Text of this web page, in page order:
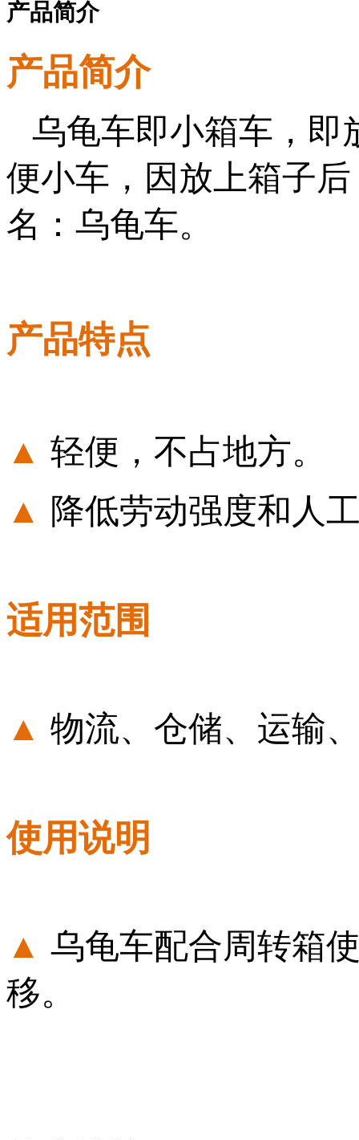
产品简介
产品简介
乌龟车即小箱车，即
便小车，因放上箱子
名：乌龟车。
产品特点
▲ 轻便，不占地方。
▲ 降低劳动强度和人
适用范围
▲ 物流、仓储、运输
使用说明
▲ 乌龟车配合周转箱
移。